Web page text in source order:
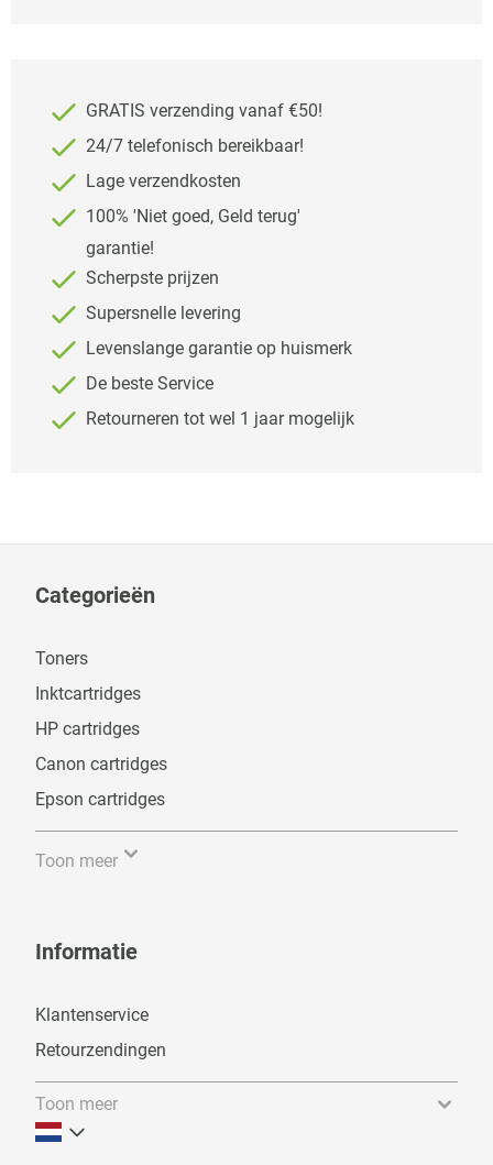
GRATIS verzending vanaf €50!
24/7 telefonisch bereikbaar!
Lage verzendkosten
100% 'Niet goed, Geld terug'
garantie!
Scherpste prijzen
Supersnelle levering
Levenslange garantie op huismerk
De beste Service
Retourneren tot wel 1 jaar mogelijk
Categorieën
Toners
Inktcartridges
HP cartridges
Canon cartridges
Epson cartridges
Toon meer
Informatie
Klantenservice
Retourzendingen
Toon meer